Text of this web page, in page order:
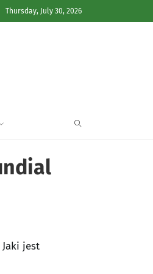
Thursday, July 30, 2026
jest